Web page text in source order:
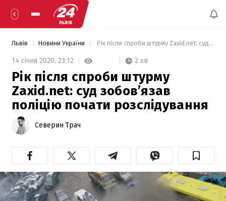
Львів Новини України Рік після спроби штурму Zaxid.net: суд зобов’язав поліцію почати розслідування
14 січня 2020, 23:12 2 хв
Рік після спроби штурму
Zaxid.net: суд зобов’язав
поліцію почати розслідування
Северин Трач